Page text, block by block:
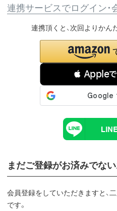
連携サービスでログイン・
 Appleで
連携頂くと、次回よりかん
まだご登録がお済みでな
会員登録をしていただきますと、
です。